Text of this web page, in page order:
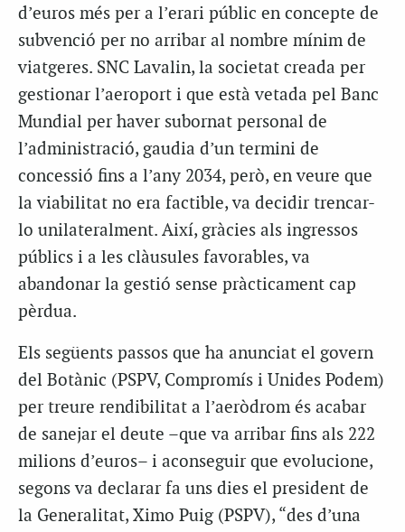
d’euros més per a l’erari públic en concepte de
subvenció per no arribar al nombre mínim de
viatgeres. SNC Lavalin, la societat creada per
gestionar l’aeroport i que està vetada pel Banc
Mundial per haver subornat personal de
l’administració, gaudia d’un termini de
concessió fins a l’any 2034, però, en veure que
la viabilitat no era factible, va decidir trencar-
lo unilateralment. Així, gràcies als ingressos
públics i a les clàusules favorables, va
abandonar la gestió sense pràcticament cap
pèrdua.
Els següents passos que ha anunciat el govern
del Botànic (PSPV, Compromís i Unides Podem)
per treure rendibilitat a l’aeròdrom és acabar
de sanejar el deute –que va arribar fins als 222
milions d’euros– i aconseguir que evolucione,
segons va declarar fa uns dies el president de
la Generalitat, Ximo Puig (PSPV), “des d’una